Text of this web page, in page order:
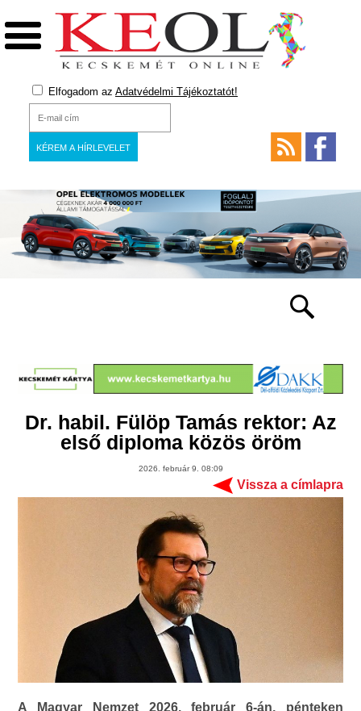
Elfogadom az Adatvédelmi Tájékoztatót!
Dr. habil. Fülöp Tamás rektor: Az
első diploma közös öröm
2026. február 9. 08:09
Vissza a címlapra
A Magyar Nemzet 2026. február 6-án, pénteken